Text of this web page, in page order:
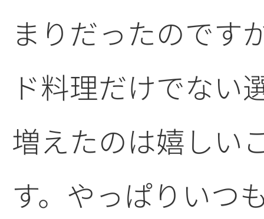
まりだったのです
ド料理だけでない
増えたのは嬉しい
す。やっぱりいつ